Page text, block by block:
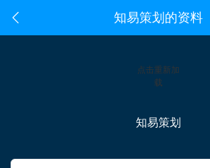
知易策划的资料
点击重新加
载
知易策划